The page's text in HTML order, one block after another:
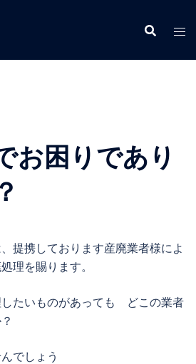
お困りであり
提携しております産廃業者様によ
理を賜ります。
したいものがあっても どこの業者
？
でしょう